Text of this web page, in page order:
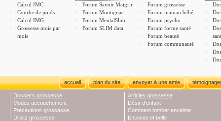
Calcul IMC
Courbe de poids
Calcul IMG
Grossesse mois par
mois
Forum Savoir Maigrir
Forum Montignac
Forum MentalSlim
Forum SLIM data
Forum grossesse
Forum maman bébé
Forum psycho
Forum forme santé
Forum beauté
Forum communauté
accueil plan du site envoyer à une amie
Dossiers grossesse
Modes accouchement
Précautions grossesse
Droits grossesse
Articles grossesse
Désir d'enfant
Comment tomber enceinte
Enceinte et belle